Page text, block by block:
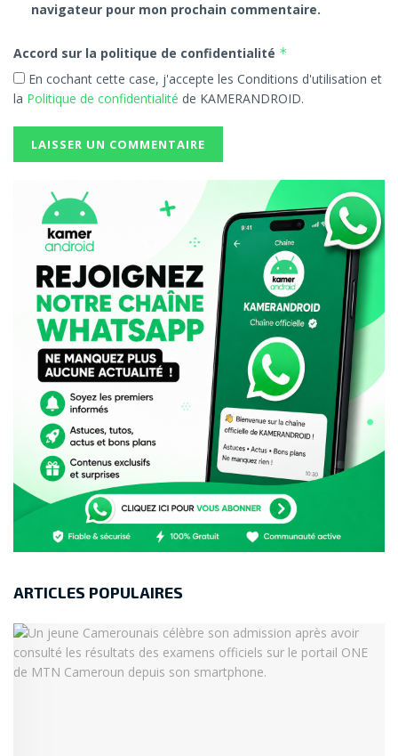
navigateur pour mon prochain commentaire.
Accord sur la politique de confidentialité *
En cochant cette case, j'accepte les Conditions d'utilisation et
la Politique de confidentialité de KAMERANDROID.
ARTICLES POPULAIRES